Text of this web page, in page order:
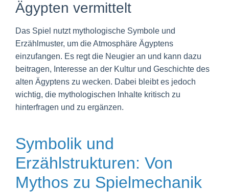
Ägypten vermittelt
Das Spiel nutzt mythologische Symbole und
Erzählmuster, um die Atmosphäre Ägyptens
einzufangen. Es regt die Neugier an und kann dazu
beitragen, Interesse an der Kultur und Geschichte des
alten Ägyptens zu wecken. Dabei bleibt es jedoch
wichtig, die mythologischen Inhalte kritisch zu
hinterfragen und zu ergänzen.
Symbolik und
Erzählstrukturen: Von
Mythos zu Spielmechanik